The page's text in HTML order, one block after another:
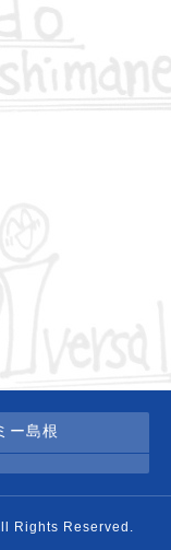
ー島根
Rights Reserved.